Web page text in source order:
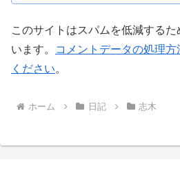
このサイトはスパムを低減する
います。
コメントデータの処理
ください。
ホーム 日記 志木